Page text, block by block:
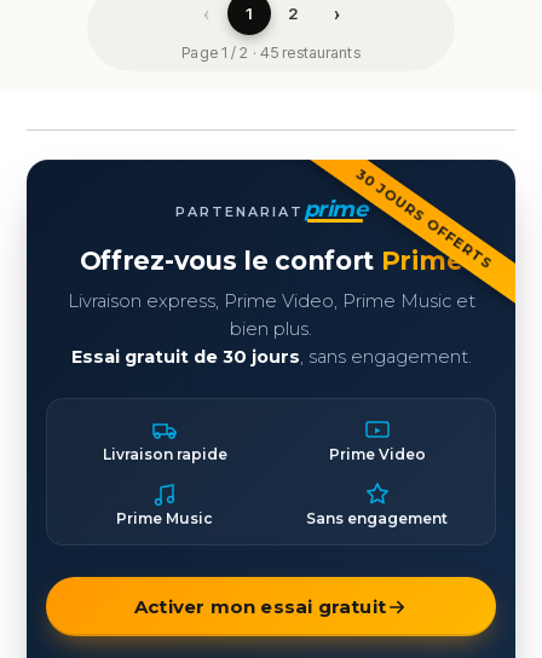
‹ 1 2 ›
Page 1 / 2 · 45 restaurants
30 JOURS OFFERTS
PARTENARIAT prime
Offrez-vous le confort Prime
Livraison express, Prime Video, Prime Music et
bien plus.
Essai gratuit de 30 jours, sans engagement.
Livraison rapide Prime Video
Prime Music Sans engagement
Activer mon essai gratuit